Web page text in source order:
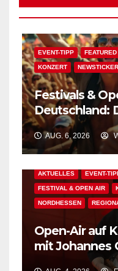
EVENT-TIPP FEATURED
KONZERT NEWSTICKER
Festivals &
Deutschland:
Events warten
AUG. 6, 2026
AKTUELLES EVENT-
FESTIVAL & OPEN AIR
NORDHESSEN
Open-Air auf
mit Johannes